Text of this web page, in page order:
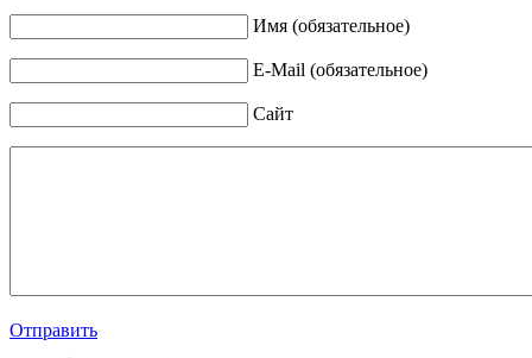
Имя (обязательное)
E-Mail (обязательное)
Сайт
Отправить